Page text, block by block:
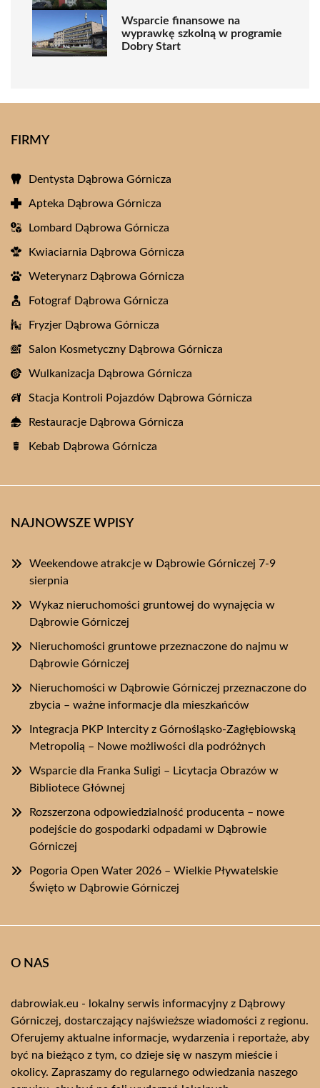
Wsparcie finansowe na
wyprawkę szkolną w programie
Dobry Start
FIRMY
Dentysta Dąbrowa Górnicza
Apteka Dąbrowa Górnicza
Lombard Dąbrowa Górnicza
Kwiaciarnia Dąbrowa Górnicza
Weterynarz Dąbrowa Górnicza
Fotograf Dąbrowa Górnicza
Fryzjer Dąbrowa Górnicza
Salon Kosmetyczny Dąbrowa Górnicza
Wulkanizacja Dąbrowa Górnicza
Stacja Kontroli Pojazdów Dąbrowa Górnicza
Restauracje Dąbrowa Górnicza
Kebab Dąbrowa Górnicza
NAJNOWSZE WPISY
Weekendowe atrakcje w Dąbrowie Górniczej 7-9
sierpnia
Wykaz nieruchomości gruntowej do wynajęcia w
Dąbrowie Górniczej
Nieruchomości gruntowe przeznaczone do najmu w
Dąbrowie Górniczej
Nieruchomości w Dąbrowie Górniczej przeznaczone do
zbycia – ważne informacje dla mieszkańców
Integracja PKP Intercity z Górnośląsko-Zagłębiowską
Metropolią – Nowe możliwości dla podróżnych
Wsparcie dla Franka Suligi – Licytacja Obrazów w
Bibliotece Głównej
Rozszerzona odpowiedzialność producenta – nowe
podejście do gospodarki odpadami w Dąbrowie
Górniczej
Pogoria Open Water 2026 – Wielkie Pływatelskie
Święto w Dąbrowie Górniczej
O NAS
dabrowiak.eu - lokalny serwis informacyjny z Dąbrowy
Górniczej, dostarczający najświeższe wiadomości z regionu.
Oferujemy aktualne informacje, wydarzenia i reportaże, aby
być na bieżąco z tym, co dzieje się w naszym mieście i
okolicy. Zapraszamy do regularnego odwiedzania naszego